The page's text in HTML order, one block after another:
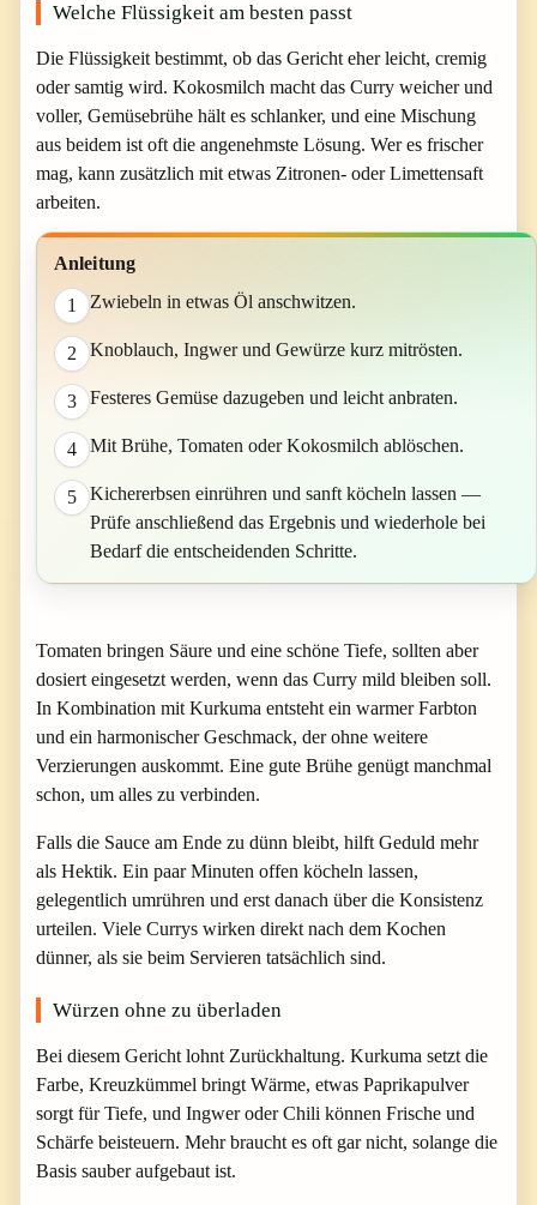
Welche Flüssigkeit am besten passt
Die Flüssigkeit bestimmt, ob das Gericht eher leicht, cremig
oder samtig wird. Kokosmilch macht das Curry weicher und
voller, Gemüsebrühe hält es schlanker, und eine Mischung
aus beidem ist oft die angenehmste Lösung. Wer es frischer
mag, kann zusätzlich mit etwas Zitronen- oder Limettensaft
arbeiten.
Anleitung
1 Zwiebeln in etwas Öl anschwitzen.
2 Knoblauch, Ingwer und Gewürze kurz mitrösten.
3 Festeres Gemüse dazugeben und leicht anbraten.
4 Mit Brühe, Tomaten oder Kokosmilch ablöschen.
5
Kichererbsen einrühren und sanft köcheln lassen —
Prüfe anschließend das Ergebnis und wiederhole bei
Bedarf die entscheidenden Schritte.
Tomaten bringen Säure und eine schöne Tiefe, sollten aber
dosiert eingesetzt werden, wenn das Curry mild bleiben soll.
In Kombination mit Kurkuma entsteht ein warmer Farbton
und ein harmonischer Geschmack, der ohne weitere
Verzierungen auskommt. Eine gute Brühe genügt manchmal
schon, um alles zu verbinden.
Falls die Sauce am Ende zu dünn bleibt, hilft Geduld mehr
als Hektik. Ein paar Minuten offen köcheln lassen,
gelegentlich umrühren und erst danach über die Konsistenz
urteilen. Viele Currys wirken direkt nach dem Kochen
dünner, als sie beim Servieren tatsächlich sind.
Würzen ohne zu überladen
Bei diesem Gericht lohnt Zurückhaltung. Kurkuma setzt die
Farbe, Kreuzkümmel bringt Wärme, etwas Paprikapulver
sorgt für Tiefe, und Ingwer oder Chili können Frische und
Schärfe beisteuern. Mehr braucht es oft gar nicht, solange die
Basis sauber aufgebaut ist.